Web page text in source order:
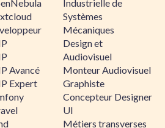
Avancé
Expert
Industrielle de
Systèmes
Mécaniques
Design et
Audiovisuel
Monteur Audiovisuel
Graphiste
Concepteur Designer
UI
Métiers transverses